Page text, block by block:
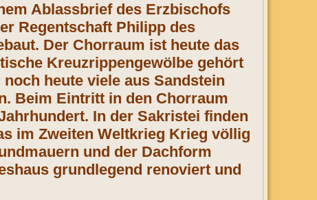
Ablassbrief des Erzbischofs
Regentschaft Philipp des
Der Chorraum ist heute das
Kreuzrippengewölbe gehört
heute viele aus Sandstein
Beim Eintritt in den Chorraum
In der Sakristei finden
im Zweiten Weltkrieg Krieg völlig
und der Dachform
grundlegend renoviert und